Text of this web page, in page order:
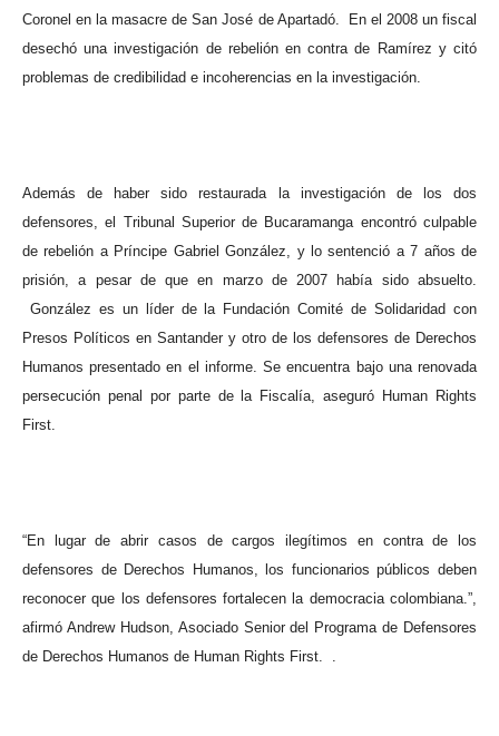
Coronel en la masacre de San José de Apartadó.
En el 2008 un fiscal
desechó una investigación de rebelión en contra de Ramírez y citó
problemas de credibilidad e incoherencias en la investigación.
Además de haber sido restaurada la investigación de los dos
defensores, el Tribunal Superior de Bucaramanga encontró culpable
de rebelión a Príncipe Gabriel González, y lo sentenció a 7 años de
prisión, a pesar de que en marzo de 2007 había sido absuelto.
González es un líder de la Fundación Comité de Solidaridad con
Presos Políticos en Santander y otro de los defensores de Derechos
Humanos presentado en el informe. Se encuentra bajo una renovada
persecución penal por parte de la Fiscalía, aseguró Human Rights
First.
“En lugar de abrir casos de cargos ilegítimos en contra de los
defensores de Derechos Humanos, los funcionarios públicos deben
reconocer que los defensores fortalecen la democracia colombiana.”,
afirmó Andrew Hudson, Asociado Senior del Programa de Defensores
de Derechos Humanos de Human Rights First.
.